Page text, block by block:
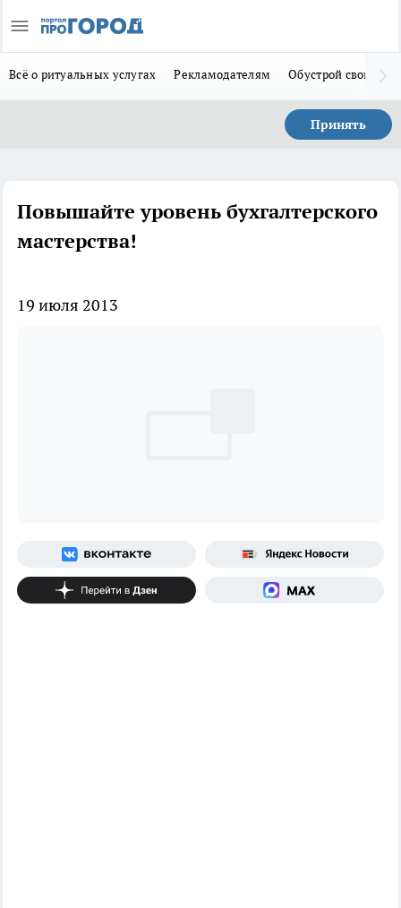
Всё о ритуальных услугах Рекламодателям Обустрой свой дом
Принять
Повышайте уровень бухгалтерского
мастерства!
19 июля 2013